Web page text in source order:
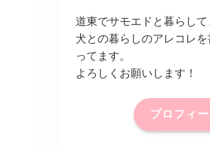
道東でサモエドと暮らして
犬との暮らしのアレコレ
ってます。
よろしくお願いします！
プロフィ